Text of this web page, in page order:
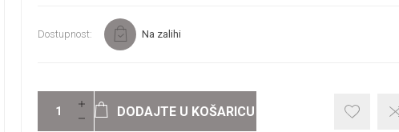
Dostupnost: Na zalihi
DODAJTE U KOŠARICU